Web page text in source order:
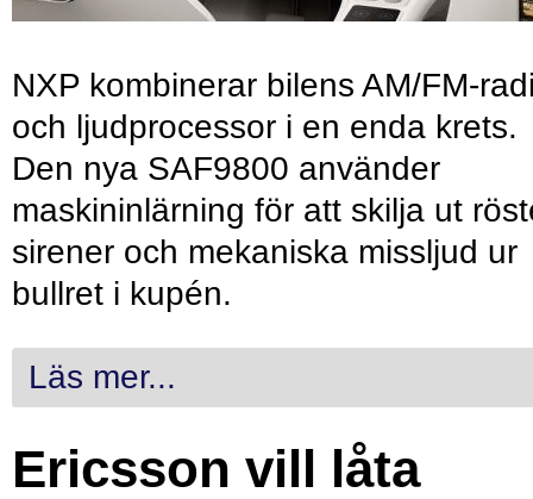
NXP kombinerar bilens AM/FM-
och ljudprocessor i en enda krets.
Den nya SAF9800 använder
maskininlärning för att skilja ut
sirener och mekaniska missljud ur
bullret i kupén.
Läs mer...
Ericsson vill låta